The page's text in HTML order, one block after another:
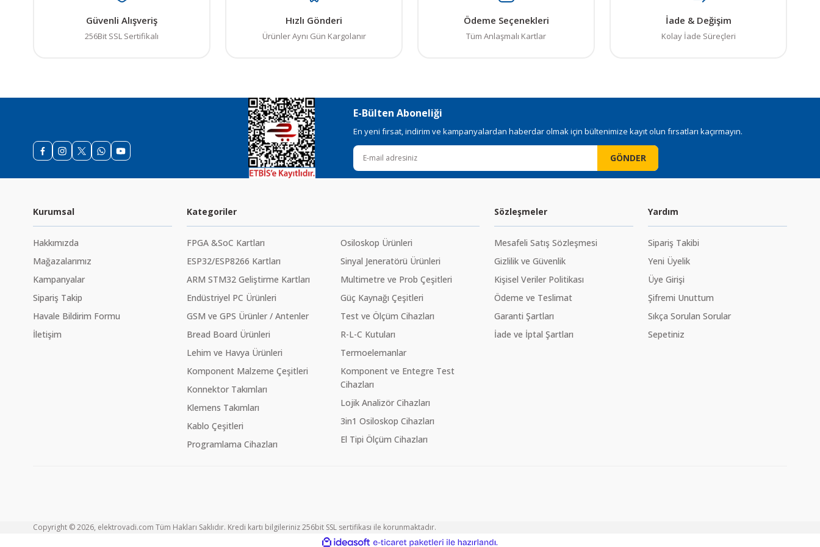
Güvenli Alışveriş
256Bit SSL Sertifikalı
Hızlı Gönderi
Ürünler Aynı Gün Kargolanır
Ödeme Seçenekleri
Tüm Anlaşmalı Kartlar
İade & Değişim
Kolay İade Süreçleri
E-Bülten Aboneliği
En yeni fırsat, indirim ve kampanyalardan haberdar olmak için bültenimize kayıt olun fırsatları kaçırmayın.
GÖNDER
Kurumsal
Hakkımızda
Mağazalarımız
Kampanyalar
Sipariş Takip
Havale Bildirim Formu
İletişim
Kategoriler
FPGA &SoC Kartları
ESP32/ESP8266 Kartları
ARM STM32 Geliştirme Kartları
Endüstriyel PC Ürünleri
GSM ve GPS Ürünler / Antenler
Bread Board Ürünleri
Lehim ve Havya Ürünleri
Komponent Malzeme Çeşitleri
Konnektor Takımları
Klemens Takımları
Kablo Çeşitleri
Programlama Cihazları
Osiloskop Ürünleri
Sinyal Jeneratörü Ürünleri
Multimetre ve Prob Çeşitleri
Güç Kaynağı Çeşitleri
Test ve Ölçüm Cihazları
R-L-C Kutuları
Termoelemanlar
Komponent ve Entegre Test
Cihazları
Lojik Analizör Cihazları
3in1 Osiloskop Cihazları
El Tipi Ölçüm Cihazları
Sözleşmeler
Mesafeli Satış Sözleşmesi
Gizlilik ve Güvenlik
Kişisel Veriler Politikası
Ödeme ve Teslimat
Garanti Şartları
İade ve İptal Şartları
Yardım
Sipariş Takibi
Yeni Üyelik
Üye Girişi
Şifremi Unuttum
Sıkça Sorulan Sorular
Sepetiniz
Copyright © 2026, elektrovadi.com Tüm Hakları Saklıdır. Kredi kartı bilgileriniz 256bit SSL sertifikası ile korunmaktadır.
ideasoft e-